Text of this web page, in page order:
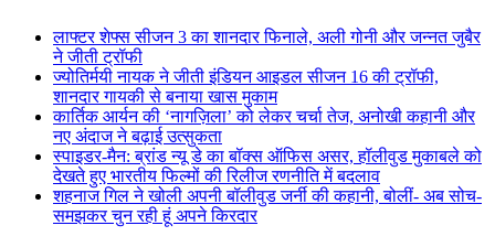
लाफ्टर शेफ्स सीजन 3 का शानदार फिनाले, अली गोनी और जन्नत जुबैर
ने जीती ट्रॉफी
ज्योतिर्मयी नायक ने जीती इंडियन आइडल सीजन 16 की ट्रॉफी,
शानदार गायकी से बनाया खास मुकाम
कार्तिक आर्यन की ‘नागज़िला’ को लेकर चर्चा तेज, अनोखी कहानी और
नए अंदाज ने बढ़ाई उत्सुकता
स्पाइडर-मैन: ब्रांड न्यू डे का बॉक्स ऑफिस असर, हॉलीवुड मुकाबले को
देखते हुए भारतीय फिल्मों की रिलीज रणनीति में बदलाव
शहनाज गिल ने खोली अपनी बॉलीवुड जर्नी की कहानी, बोलीं- अब सोच-
समझकर चुन रही हूं अपने किरदार